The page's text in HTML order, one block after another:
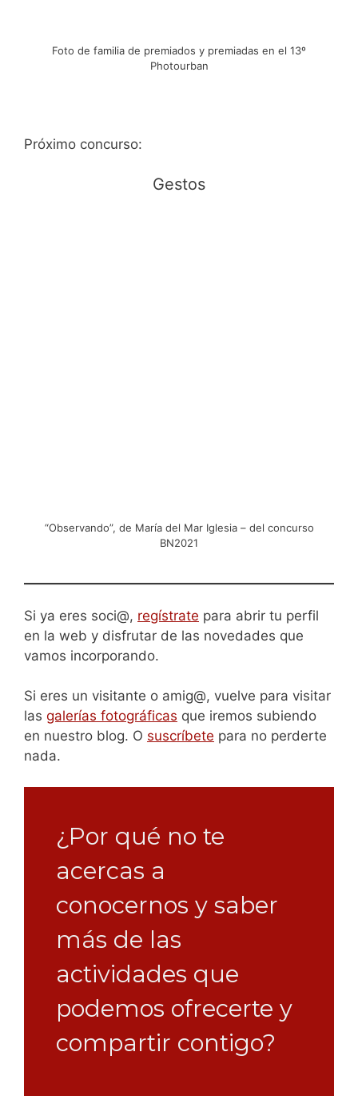
Foto de familia de premiados y premiadas en el 13º
Photourban
Próximo concurso:
Gestos
“Observando”, de María del Mar Iglesia – del concurso
BN2021
Si ya eres soci@, regístrate para abrir tu perfil
en la web y disfrutar de las novedades que
vamos incorporando.
Si eres un visitante o amig@, vuelve para visitar
las galerías fotográficas que iremos subiendo
en nuestro blog. O suscríbete para no perderte
nada.
¿Por qué no te
acercas a
conocernos y saber
más de las
actividades que
podemos ofrecerte y
compartir contigo?